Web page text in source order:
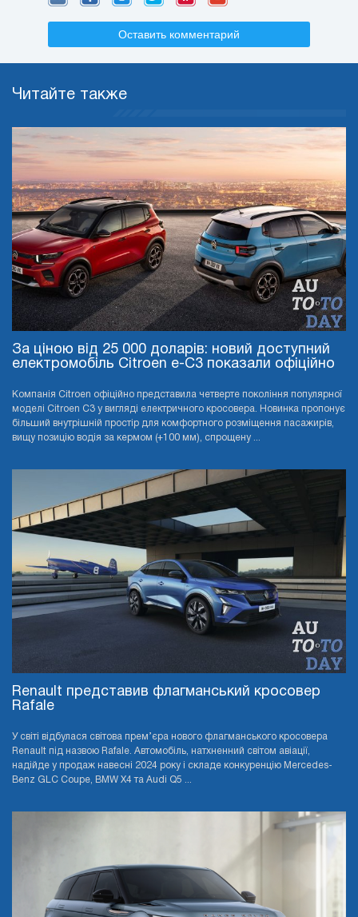
Оставить комментарий
Читайте также
За ціною від 25 000 доларів: новий доступний
електромобіль Citroen e-C3 показали офіційно
Компанія Citroen офіційно представила четверте покоління популярної
моделі Citroen C3 у вигляді електричного кросовера. Новинка пропонує
більший внутрішній простір для комфортного розміщення пасажирів,
вищу позицію водія за кермом (+100 мм), спрощену ...
Renault представив флагманський кросовер
Rafale
У світі відбулася світова прем’єра нового флагманського кросовера
Renault під назвою Rafale. Автомобіль, натхненний світом авіації,
надійде у продаж навесні 2024 року і складе конкуренцію Mercedes-
Benz GLC Coupe, BMW X4 та Audi Q5 ...